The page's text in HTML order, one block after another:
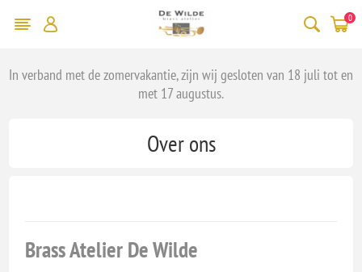
0
In verband met de zomervakantie, zijn wij gesloten van 18 juli tot en
met 17 augustus.
Over ons
Brass Atelier De Wilde